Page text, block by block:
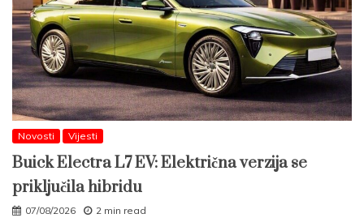
Novosti Vijesti
Buick Electra L7 EV: Električna verzija se
priključila hibridu
07/08/2026 2 min read